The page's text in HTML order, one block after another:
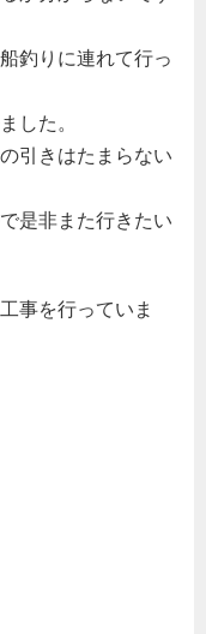
釣りに連れて行っ
した。
引きはたまらない
是非また行きたい
事を行っていま